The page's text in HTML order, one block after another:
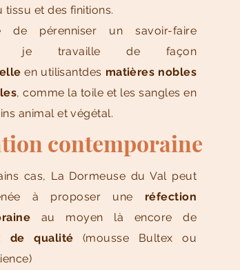
tissu et des finitions.
de pérenniser un savoir-faire
je travaille de façon
en utilisantdes matières nobles
, comme la toile et les sangles en
animal et végétal.
contemporaine
cas, La Dormeuse du Val peut
à proposer une réfection
au moyen là encore de
de qualité (mousse Bultex ou